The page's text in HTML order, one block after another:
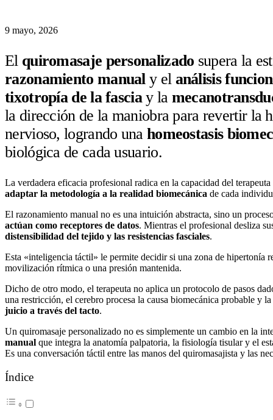
9 mayo, 2026
El quiromasaje personalizado supera la
razonamiento manual y el análisis
tixotropía de la fasciay la
la dirección de la maniobra para revertir la
nervioso, logrando una homeostasis
biológica de cada usuario.
La verdadera eficacia profesional radica en la capacidad del
adaptar la metodología a la realidad biomecánica de cada
El razonamiento manual no es una intuición abstracta, sino un
actúan como receptores de datos. Mientras el profesional desliza
distensibilidad del tejido y las resistencias fasciales.
Esta «inteligencia táctil» le permite decidir si una zona de hipertonía
movilización rítmica o una presión mantenida.
Dicho de otro modo, el terapeuta no aplica un protocolo de pasos
una restricción, el cerebro procesa la causa biomecánica probable y
juicio a través del tacto.
Un quiromasaje personalizado no es simplemente un cambio en la
manual que integra la anatomía palpatoria, la fisiología tisular y el
Es una conversación táctil entre las manos del quiromasajista y las
Índice